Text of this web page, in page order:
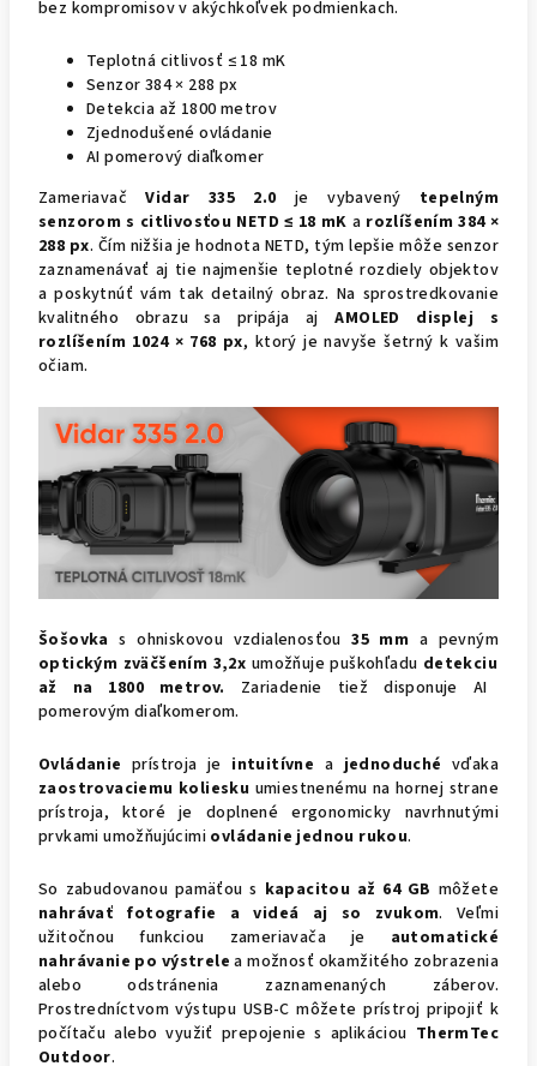
bez kompromisov v akýchkoľvek podmienkach.
Teplotná citlivosť ≤ 18 mK
Senzor 384 × 288 px
Detekcia až 1800 metrov
Zjednodušené ovládanie
AI pomerový diaľkomer
ZameriavačVidar 335 2.0 je vybavený tepelným
senzorom s citlivosťou NETD ≤ 18 mK a rozlíšením 384 ×
288 px. Čím nižšia je hodnota NETD, tým lepšie môže senzor
zaznamenávať aj tie najmenšie teplotné rozdiely objektov
a poskytnúť vám tak detailný obraz. Na sprostredkovanie
kvalitného obrazu sa pripája ajAMOLED displej s
rozlíšením 1024 × 768 px, ktorý je navyše šetrný k vašim
očiam.
Šošovka s ohniskovou vzdialenosťou 35 mm a pevným
optickým zväčšením 3,2x umožňuje puškohľadu detekciu
až na 1800 metrov. Zariadenie tiež disponuje AI
pomerovým diaľkomerom.
Ovládanie prístroja je intuitívne ajednoduché vďaka
zaostrovaciemu koliesku umiestnenému na hornej strane
prístroja, ktoré je doplnené ergonomicky navrhnutými
prvkami umožňujúcimi ovládanie jednou rukou.
So zabudovanou pamäťou s kapacitou až 64 GB môžete
nahrávať fotografie a videá aj so zvukom. Veľmi
užitočnou funkciou zameriavača je automatické
nahrávanie po výstrele a možnosť okamžitého zobrazenia
alebo odstránenia zaznamenaných záberov.
Prostredníctvom výstupu USB-C môžete prístroj pripojiť k
počítaču alebo využiť prepojenie s aplikáciou ThermTec
Outdoor.